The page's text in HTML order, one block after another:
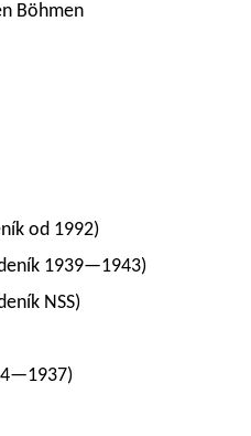
Böhmen
od 1992)
1939—1943)
NSS)